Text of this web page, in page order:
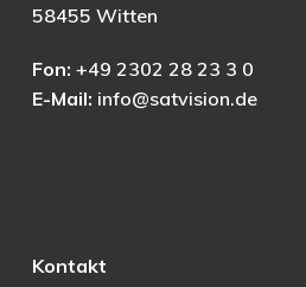
58455 Witten
Fon: +49 2302 28 23 3 0
E-Mail: info@satvision.de
Kontakt